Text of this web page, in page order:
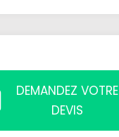
DEMANDEZ VOTRE
DEVIS